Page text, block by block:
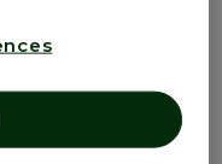
por favor, siga os
presente
a tais